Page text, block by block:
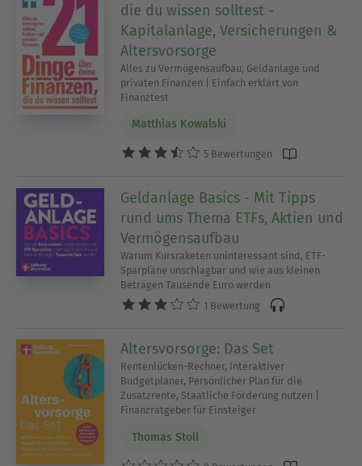
die du wissen solltest -
Kapitalanlage, Versicherungen &
Altersvorsorge
Alles zu Vermögensaufbau, Geldanlage und
privaten Finanzen | Einfach erklärt von
Finanztest
Matthias Kowalski
5 Bewertungen
Geldanlage Basics - Mit Tipps
rund ums Thema ETFs, Aktien und
Vermögensaufbau
Warum Kursraketen uninteressant sind, ETF-
Sparpläne unschlagbar und wie aus kleinen
Beträgen Tausende Euro werden
1 Bewertung
Altersvorsorge: Das Set
Rentenlücken-Rechner, Interaktiver
Budgetplaner, Persönlicher Plan für die
Zusatzrente, Staatliche Förderung nutzen |
Finanzratgeber für Einsteiger
Thomas Stoll